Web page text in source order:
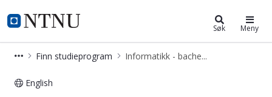
NTNU Hjemmeside
Informatikk - bachelor Søk Meny
Finn studieprogram Informatikk - bachelor
English